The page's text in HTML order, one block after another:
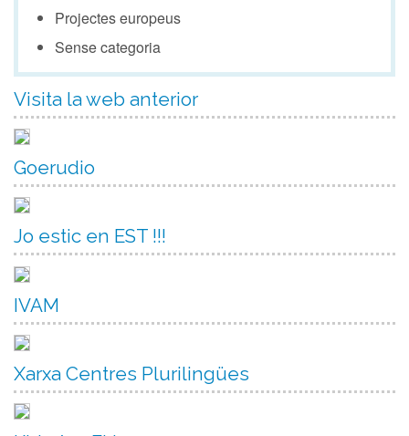
Projectes europeus
Sense categoria
Visita la web anterior
Goerudio
Jo estic en EST !!!
IVAM
Xarxa Centres Plurilingües